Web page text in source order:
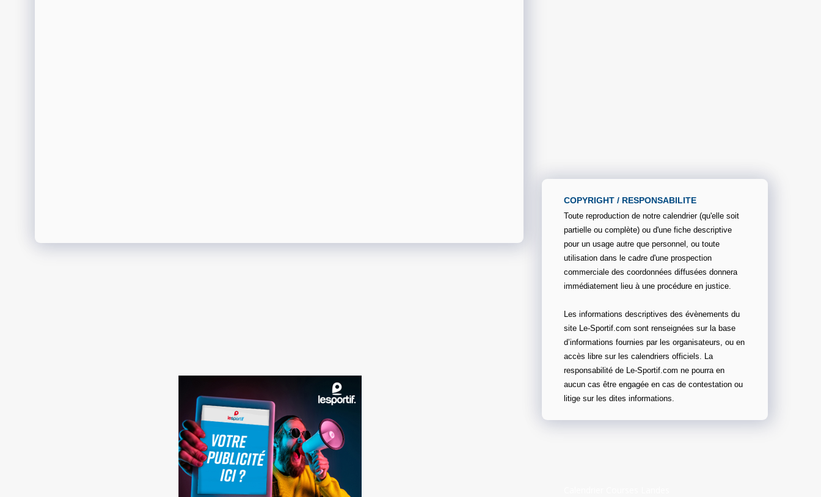
COPYRIGHT / RESPONSABILITE
Toute reproduction de notre calendrier (qu'elle soit
partielle ou complète) ou d'une fiche descriptive
pour un usage autre que personnel, ou toute
utilisation dans le cadre d'une prospection
commerciale des coordonnées diffusées donnera
immédiatement lieu à une procédure en justice.
Les informations descriptives des évènements du
site Le-Sportif.com sont renseignées sur la base
d’informations fournies par les organisateurs, ou en
accès libre sur les calendriers officiels. La
responsabilité de Le-Sportif.com ne pourra en
aucun cas être engagée en cas de contestation ou
litige sur les dites informations.